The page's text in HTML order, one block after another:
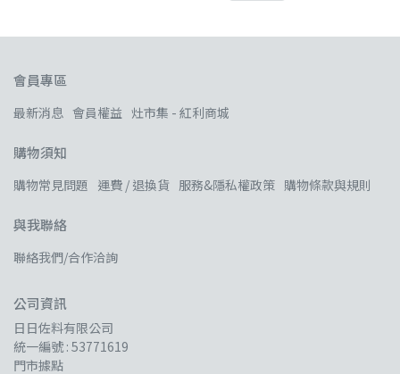
會員專區
最新消息 會員權益 灶市集 - 紅利商城
購物須知
購物常見問題 運費 / 退換貨 服務&隱私權政策 購物條款與規則
與我聯絡
聯絡我們/合作洽詢
公司資訊
日日佐料有限公司
統一編號 : 53771619
門市據點